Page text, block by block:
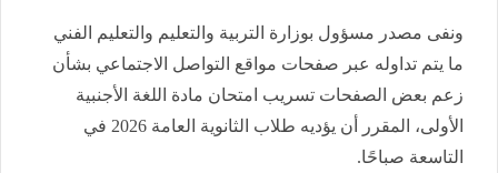
ونفى مصدر مسؤول بوزارة التربية والتعليم والتعليم الفني
ما يتم تداوله عبر صفحات مواقع التواصل الاجتماعي بشأن
زعم بعض الصفحات تسريب امتحان مادة اللغة الأجنبية
الأولى، المقرر أن يؤديه طلاب الثانوية العامة 2026 في
التاسعة صباحًا.